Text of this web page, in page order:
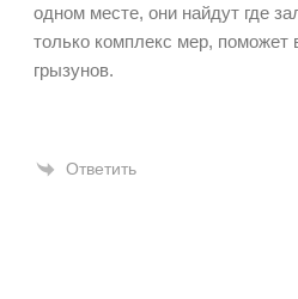
одном месте, они найдут где
только комплекс мер, поможет
грызунов.
Ответить